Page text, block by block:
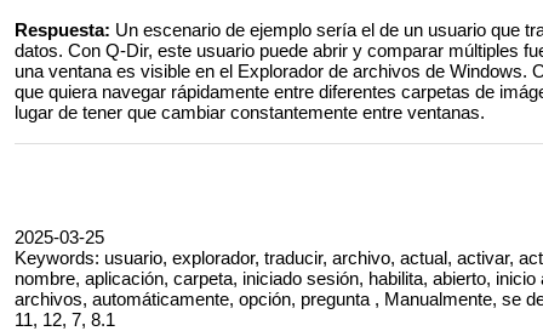
Respuesta: Un escenario de ejemplo sería el de un usuario que
datos. Con Q-Dir, este usuario puede abrir y comparar múltiples
una ventana es visible en el Explorador de archivos de Windows.
que quiera navegar rápidamente entre diferentes carpetas de
lugar de tener que cambiar constantemente entre ventanas.
2025-03-25
Keywords: usuario, explorador, traducir, archivo, actual, activar,
nombre, aplicación, carpeta, iniciado sesión, habilita, abierto,
archivos, automáticamente, opción, pregunta , Manualmente, se
11, 12, 7, 8.1